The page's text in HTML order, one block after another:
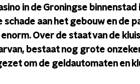
in de Groningse
aan het gebouw en de
Over de staat van de
bestaat nog grote
om de geldautomaten en